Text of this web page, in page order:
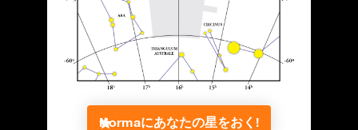
Normaにあなたの星をおく!